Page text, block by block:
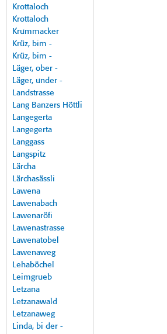
Krottaloch
Krottaloch
Krummacker
Krüz, bim -
Krüz, bim -
Läger, ober -
Läger, under -
Landstrasse
Lang Banzers Höttli
Langegerta
Langegerta
Langgass
Langspitz
Lärcha
Lärchasässli
Lawena
Lawenabach
Lawenaröfi
Lawenastrasse
Lawenatobel
Lawenaweg
Lehaböchel
Leimgrueb
Letzana
Letzanawald
Letzanaweg
Linda, bi der -